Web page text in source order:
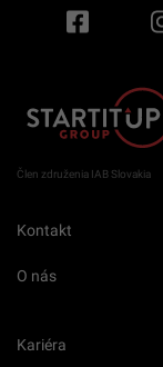
Člen združenia IAB Slovakia
Kontakt
O nás
Kariéra